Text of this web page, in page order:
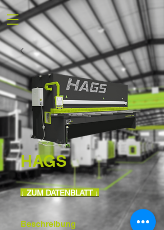
HAGS
↓ ZUM DATENBLATT ↓
Beschreibung